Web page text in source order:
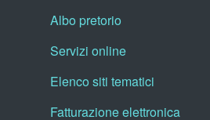
Albo pretorio
Servizi online
Elenco siti tematici
Fatturazione elettronica